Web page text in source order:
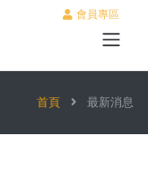
會員專區
首頁 最新消息